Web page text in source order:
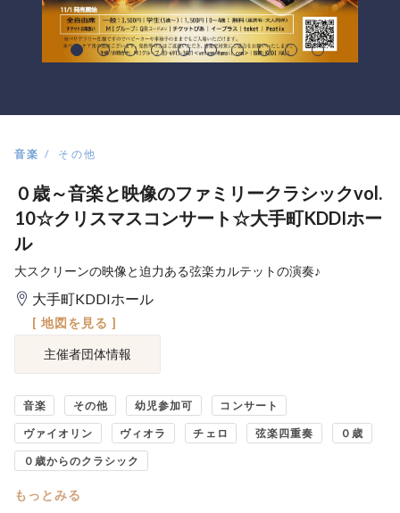
音楽 その他
０歳～音楽と映像のファミリークラシックvol.
10☆クリスマスコンサート☆大手町KDDIホー
ル
大スクリーンの映像と迫力ある弦楽カルテットの演奏♪
大手町KDDIホール
[ 地図を見る ]
主催者団体情報
音楽 その他 幼児参加可 コンサート
ヴァイオリン ヴィオラ チェロ 弦楽四重奏 ０歳
０歳からのクラシック
もっとみる